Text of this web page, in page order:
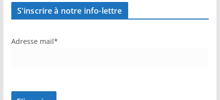
S'inscrire à notre info-lettre
Adresse mail*